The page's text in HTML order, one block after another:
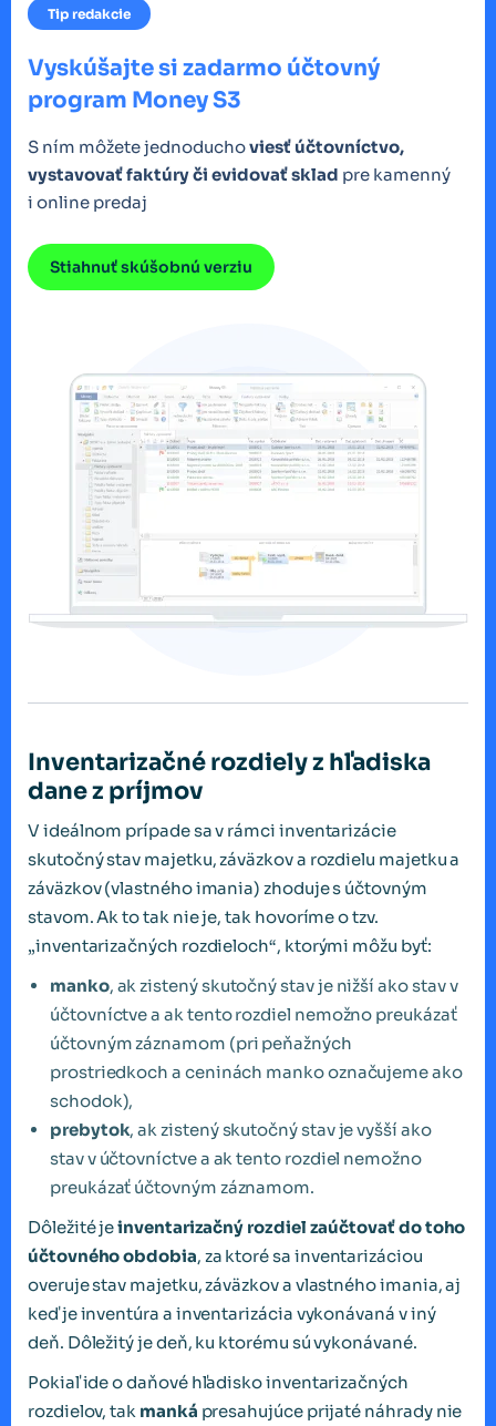
Tip redakcie
Vyskúšajte si zadarmo účtovný
program Money S3
S ním môžete jednoduchoviesť účtovníctvo,
vystavovať faktúry či evidovať sklad pre kamenný
i online predaj
Stiahnuť skúšobnú verziu
Inventarizačné rozdiely z hľadiska
dane z príjmov
V ideálnom prípade sa v rámci inventarizácie
skutočný stav majetku, záväzkov a rozdielu majetku a
záväzkov (vlastného imania) zhoduje s účtovným
stavom. Ak to tak nie je, tak hovoríme o tzv.
„inventarizačných rozdieloch“, ktorými môžu byť:
manko, ak zistený skutočný stav je nižší ako stav v
účtovníctve a ak tento rozdiel nemožno preukázať
účtovným záznamom (pri peňažných
prostriedkoch a ceninách manko označujeme ako
schodok),
prebytok, ak zistený skutočný stav je vyšší ako
stav v účtovníctve a ak tento rozdiel nemožno
preukázať účtovným záznamom.
Dôležité jeinventarizačný rozdiel zaúčtovať do toho
účtovného obdobia, za ktoré sa inventarizáciou
overuje stav majetku, záväzkov a vlastného imania, aj
keď je inventúra a inventarizácia vykonávaná v iný
deň. Dôležitý je deň, ku ktorému sú vykonávané.
Pokiaľ ide o daňové hľadisko inventarizačných
rozdielov, tak manká presahujúce prijaté náhrady nie